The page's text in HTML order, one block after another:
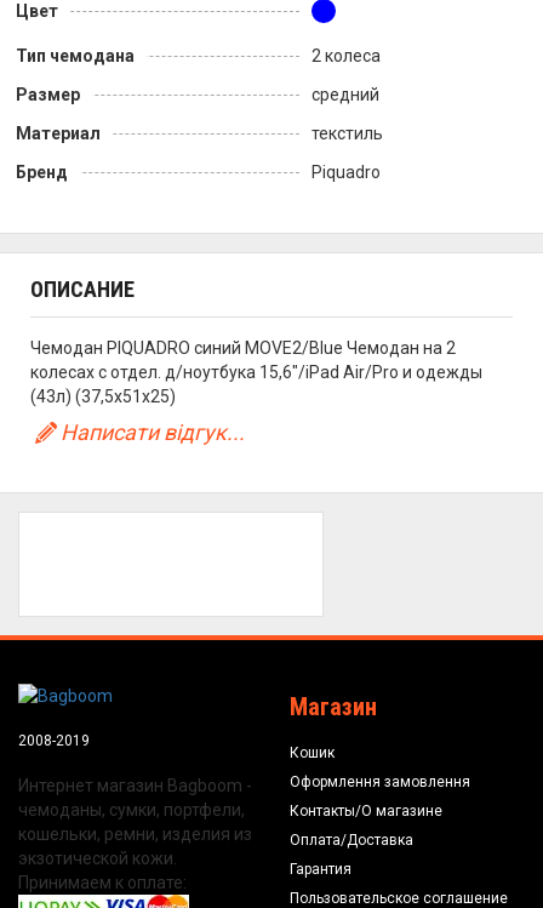
Цвет
Тип чемодана
2 колеса
Размер
средний
Материал
текстиль
Бренд
Piquadro
ОПИСАНИЕ
Чемодан PIQUADRO синий MOVE2/Blue Чемодан на 2
колесах с отдел. д/ноутбука 15,6"/iPad Air/Pro и одежды
(43л) (37,5x51x25)
Написати відгук...
2008-2019
Интернет магазин Bagboom -
чемоданы, сумки, портфели,
кошельки, ремни, изделия из
экзотической кожи.
Принимаем к оплате:
Магазин
Кошик
Оформлення замовлення
Контакты/О магазине
Оплата/Доставка
Гарантия
Пользовательское соглашение